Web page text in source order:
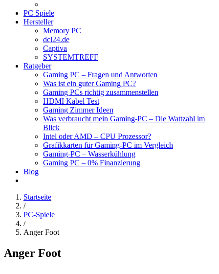
PC Spiele
Hersteller
Memory PC
dcl24.de
Captiva
SYSTEMTREFF
Ratgeber
Gaming PC – Fragen und Antworten
Was ist ein guter Gaming PC?
Gaming PCs richtig zusammenstellen
HDMI Kabel Test
Gaming Zimmer Ideen
Was verbraucht mein Gaming-PC – Die Wattzahl im
Blick
Intel oder AMD – CPU Prozessor?
Grafikkarten für Gaming-PC im Vergleich
Gaming-PC – Wasserkühlung
Gaming PC – 0% Finanzierung
Blog
Startseite
/
PC-Spiele
/
Anger Foot
Anger Foot